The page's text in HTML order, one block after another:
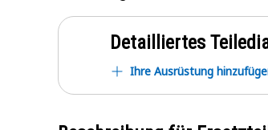
Detailliertes
Ihre Ausrüstung